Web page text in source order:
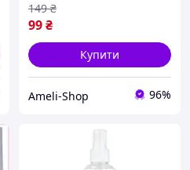
99₴
149 ₴
Купити
Ameli-Shop 96%